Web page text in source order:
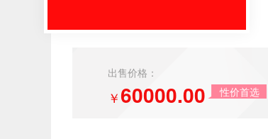
出售价格：
￥60000.00 性价首选